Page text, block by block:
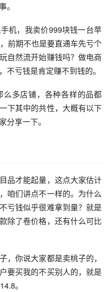
。
机，我卖价999块钱一台苹
前期不也是要直通车先亏个
自然流开始赚钱吗？做电商
不亏钱是肯定赚不到钱的。
多店铺，各种各样的品都
下其中的共性，大概有以下
分享一下。
品才能起量，这点大家估计
咱们讲点不一样的。为什么
亏钱似乎很难拿到量？就是
除了卷价格，还有什么可比
，你说大家都是卖桃子的，
要买我的不买别人的，就是
。